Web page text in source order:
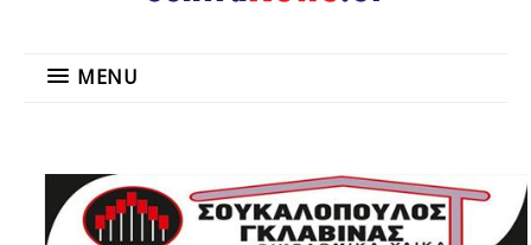
MENU